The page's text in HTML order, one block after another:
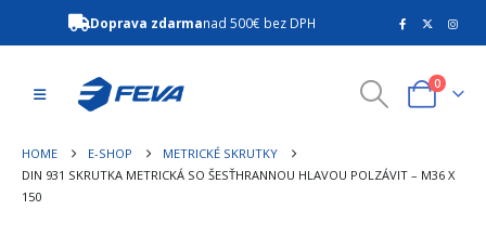
Doprava zdarmanad 500€ bez DPH
0
HOME E-SHOP
METRICKÉ SKRUTKY
DIN 931 SKRUTKA METRICKÁ SO ŠESŤHRANNOU HLAVOU POLZÁVIT – M36 X
150